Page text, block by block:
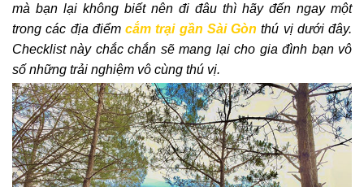
mà bạn lại không biết nên đi đâu thì hãy đến ngay một
trong các địa điểm cắm trại gần Sài Gòn thú vị dưới đây.
Checklist này chắc chắn sẽ mang lại cho gia đình bạn vô
số những trải nghiệm vô cùng thú vị.